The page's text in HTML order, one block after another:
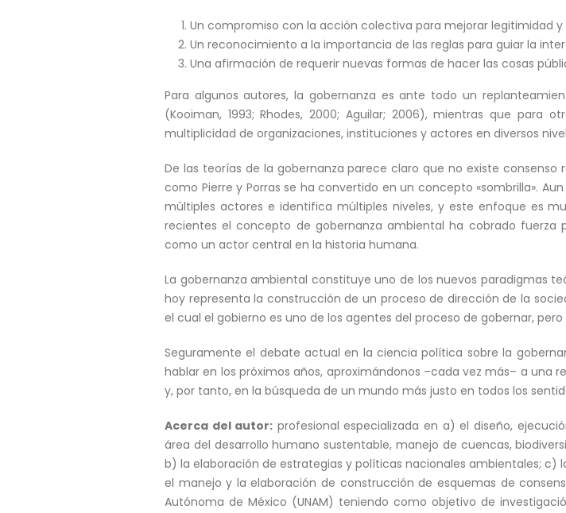
Un compromiso con la acción colectiva para mejorar legitimidad
Un reconocimiento a la importancia de las reglas para guiar la
Una afirmación de requerir nuevas formas de hacer las cosas
Para algunos autores, la gobernanza es ante todo un
(Kooiman, 1993; Rhodes, 2000; Aguilar; 2006), mientras que
multiplicidad de organizaciones, instituciones y actores en diversos
De las teorías de la gobernanza parece claro que no existe
como Pierre y Porras se ha convertido en un concepto «sombrilla».
múltiples actores e identifica múltiples niveles, y este enfoque es
recientes el concepto de gobernanza ambiental ha cobrado
como un actor central en la historia humana.
La gobernanza ambiental constituye uno de los nuevos paradigmas
hoy representa la construcción de un proceso de dirección de la
el cual el gobierno es uno de los agentes del proceso de gobernar, pero
Seguramente el debate actual en la ciencia política sobre la
hablar en los próximos años, aproximándonos –cada vez más– a una
y, por tanto, en la búsqueda de un mundo más justo en todos los
Acerca del autor: profesional especializada en a) el diseño,
área del desarrollo humano sustentable, manejo de cuencas,
b) la elaboración de estrategias y políticas nacionales ambientales; c)
el manejo y la elaboración de construcción de esquemas de
Autónoma de México (UNAM) teniendo como objetivo de